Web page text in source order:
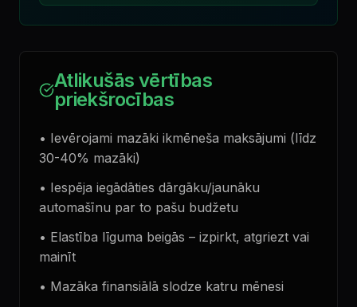
Atlikušās vērtības
priekšrocības
• Ievērojami mazāki ikmēneša maksājumi (līdz
30-40% mazāki)
• Iespēja iegādāties dārgāku/jaunāku
automašīnu par to pašu budžetu
• Elastība līguma beigās – izpirkt, atgriezt vai
mainīt
• Mazāka finansiālā slodze katru mēnesi